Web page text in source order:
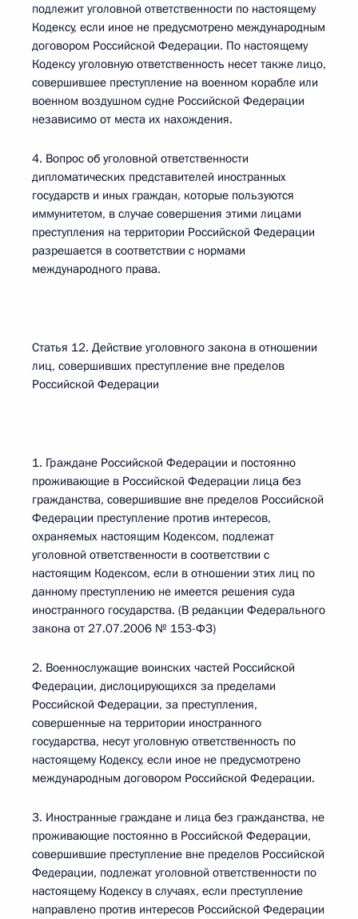
подлежит уголовной ответственности по настоящему
Кодексу, если иное не предусмотрено международным
договором Российской Федерации. По настоящему
Кодексу уголовную ответственность несет также лицо,
совершившее преступление на военном корабле или
военном воздушном судне Российской Федерации
независимо от места их нахождения.
4. Вопрос об уголовной ответственности
дипломатических представителей иностранных
государств и иных граждан, которые пользуются
иммунитетом, в случае совершения этими лицами
преступления на территории Российской Федерации
разрешается в соответствии с нормами
международного права.
Статья 12. Действие уголовного закона в отношении
лиц, совершивших преступление вне пределов
Российской Федерации
1. Граждане Российской Федерации и постоянно
проживающие в Российской Федерации лица без
гражданства, совершившие вне пределов Российской
Федерации преступление против интересов,
охраняемых настоящим Кодексом, подлежат
уголовной ответственности в соответствии с
настоящим Кодексом, если в отношении этих лиц по
данному преступлению не имеется решения суда
иностранного государства. (В редакции Федерального
закона от 27.07.2006 № 153-ФЗ)
2. Военнослужащие воинских частей Российской
Федерации, дислоцирующихся за пределами
Российской Федерации, за преступления,
совершенные на территории иностранного
государства, несут уголовную ответственность по
настоящему Кодексу, если иное не предусмотрено
международным договором Российской Федерации.
3. Иностранные граждане и лица без гражданства, не
проживающие постоянно в Российской Федерации,
совершившие преступление вне пределов Российской
Федерации, подлежат уголовной ответственности по
настоящему Кодексу в случаях, если преступление
направлено против интересов Российской Федерации